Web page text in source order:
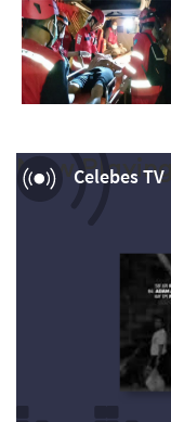
Celebes TV
Now Playing